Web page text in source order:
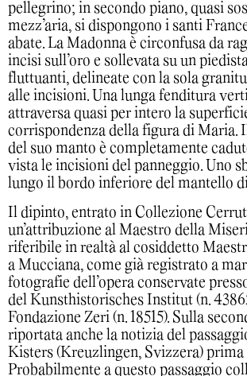
pellegrino; in secondo piano, quasi
mezz’aria, si dispongono i santi
abate. La Madonna è circonfusa da
incisi sull’oro e sollevata su un
fluttuanti, delineate con la sola
alle incisioni. Una lunga fenditura
attraversa quasi per intero la
corrispondenza della figura di Maria.
del suo manto è completamente
vista le incisioni del panneggio. Uno
lungo il bordo inferiore del mantello
Il dipinto, entrato in Collezione
un’attribuzione al Maestro della
riferibile in realtà al cosiddetto
a Mucciana, come già registrato a
fotografie dell’opera conservate
del Kunsthistorisches Institut (n.
Fondazione Zeri (n. 18515). Sulla
riportata anche la notizia del
Kisters (Kreuzlingen, Svizzera) prima
Probabilmente a questo passaggio